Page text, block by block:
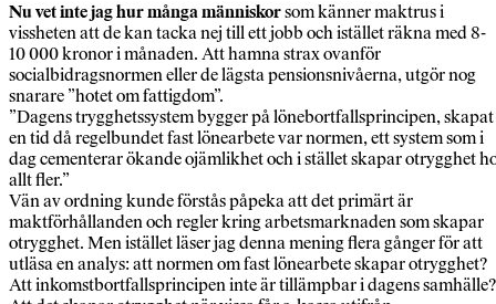
Nu vet inte jag hur många människorsom känner maktrus i
vissheten att de kan tacka nej till ett jobb och istället räkna med 8-
10 000 kronor i månaden. Att hamna strax ovanför
socialbidragsnormen eller de lägsta pensionsnivåerna, utgör nog
snarare ”hotet om fattigdom”.
”Dagens trygghetssystem bygger på lönebortfallsprincipen,
en tid då regelbundet fast lönearbete var normen, ett system som i
dag cementerar ökande ojämlikhet och i stället skapar otrygghet
allt fler.”
Vän av ordning kunde förstås påpeka att det primärt är
maktförhållanden och regler kring arbetsmarknaden som skapar
otrygghet. Men istället läser jag denna mening flera gånger för att
utläsa en analys: att normen om fast lönearbete skapar otrygghet?
Att inkomstbortfallsprincipen inte är tillämpbar i dagens samhälle?